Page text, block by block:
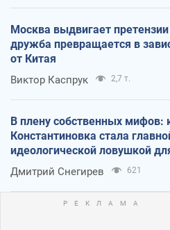
Москва выдвигает
дружба превращается в
от Китая
Виктор Каспрук 2,7 т.
В плену собственных мифов:
Константиновка стала
идеологической ловушкой
оккупантов
Дмитрий Снегирев 621